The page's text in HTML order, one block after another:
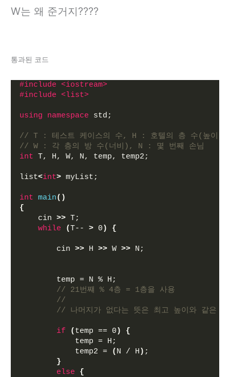
W는 왜 준거지????
통과된 코드
#include <iostream>
#include <list>
using namespace std;
// T : 테스트 케이스의 수, H : 호텔의 층 수(높이
// W : 각 층의 방 수(너비), N : 몇 번째 손님
int T, H, W, N, temp, temp2;
list<int> myList;
int main()
{
    cin
>> T;
while
(T-- > 0 ) {
        cin
>> H >> W >> N;
        temp = N % H;
// 21번쨰 % 4층 = 1층을 사용
//
// 나머지가 없다는 뜻은 최고 높이와 같은
if ( temp == 0 )
{
            temp = H;
            temp2 =
( N / H ) ;
}
else
{